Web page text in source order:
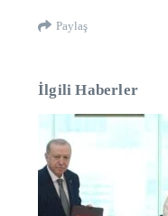
Paylaş
İlgili Haberler